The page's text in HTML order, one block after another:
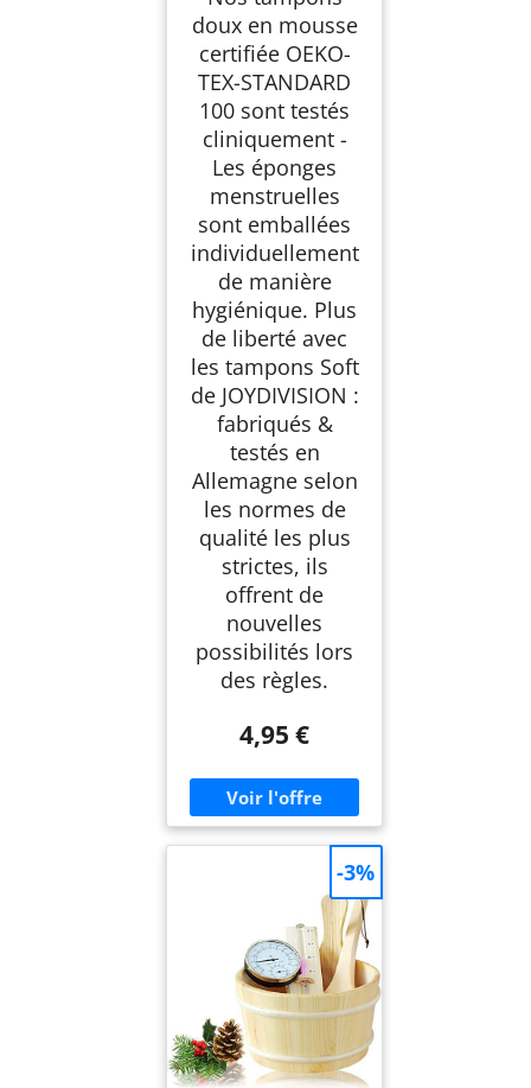
doux en mousse
certifiée OEKO-
TEX-STANDARD
100 sont testés
cliniquement -
Les éponges
menstruelles
sont emballées
individuellement
de manière
hygiénique. Plus
de liberté avec
les tampons Soft
de JOYDIVISION :
fabriqués &
testés en
Allemagne selon
les normes de
qualité les plus
strictes, ils
offrent de
nouvelles
possibilités lors
des règles.
4,95 €
-3%